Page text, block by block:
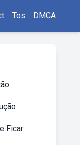
Tos DMCA
Ficar